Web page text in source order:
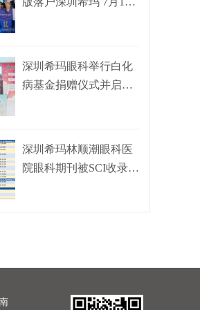
深圳希玛眼科举行白化
病基金捐赠仪式并启动
深圳希玛林顺潮眼科医
院眼科期刊被SCI收录